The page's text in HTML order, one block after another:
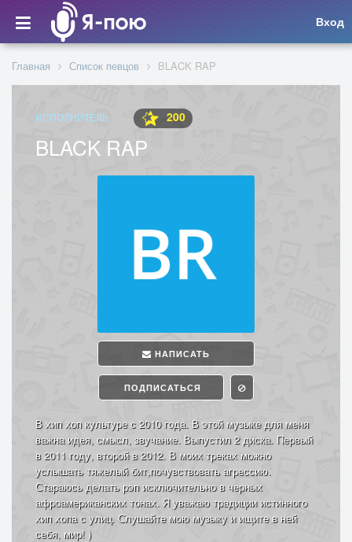
Вход
Главная Список певцов BLACK RAP
ИСПОЛНИТЕЛЬ 200
BLACK RAP
НАПИСАТЬ
ПОДПИСАТЬСЯ
В хип хоп культуре с 2010 года. В этой музыке для меня
важна идея, смысл, звучание. Выпустил 2 диска. Первый
в 2011 году, второй в 2012. В моих треках можно
услышать тяжелый бит,почувствовать агрессию.
Стараюсь делать рэп исключительно в черных
афроамериканских тонах. Я уважаю традиции истинного
хип хопа с улиц. Слушайте мою музыку и ищите в ней
себя, мир! )